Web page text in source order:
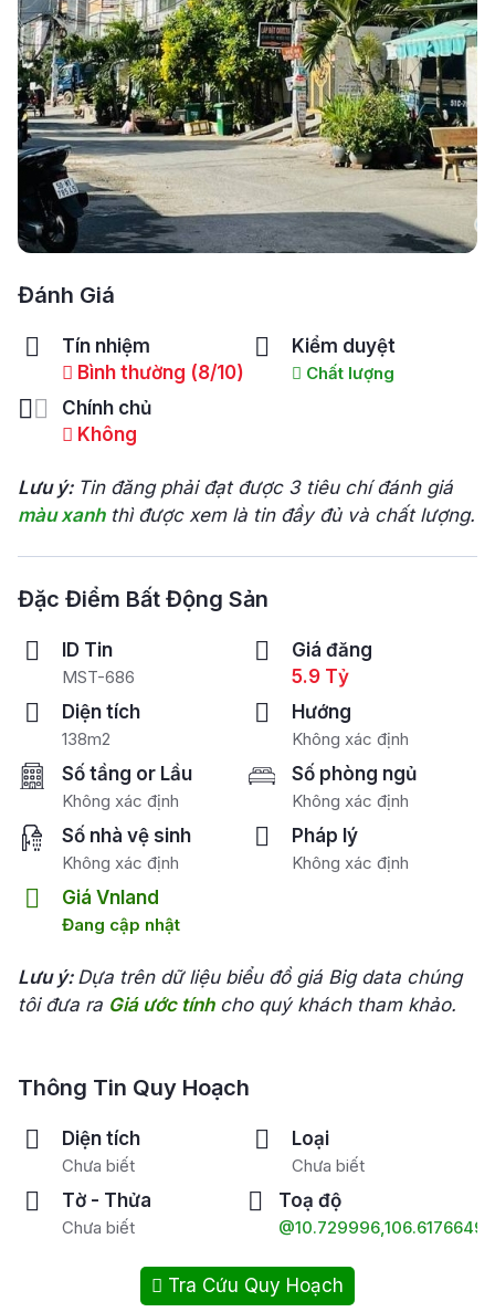
Đánh Giá
Tín nhiệm
Bình thường (8/10)
Kiểm duyệt
Chất lượng
Chính chủ
Không
Lưu ý: Tin đăng phải đạt được 3 tiêu chí đánh giá
màu xanhthì được xem là tin đầy đủ và chất lượng.
Đặc Điểm Bất Động Sản
ID Tin
MST-686
Giá đăng
5.9 Tỷ
Diện tích
138m2
Hướng
Không xác định
Số tầng or Lầu
Không xác định
Số phòng ngủ
Không xác định
Số nhà vệ sinh
Không xác định
Pháp lý
Không xác định
Giá Vnland
Đang cập nhật
Lưu ý: Dựa trên dữ liệu biểu đồ giá Big data chúng
tôi đưa ra Giá ước tínhcho quý khách tham khảo.
Thông Tin Quy Hoạch
Diện tích
Chưa biết
Loại
Chưa biết
Tờ - Thửa
Chưa biết
Toạ độ
@10.729996,106.6176649
Tra Cứu Quy Hoạch